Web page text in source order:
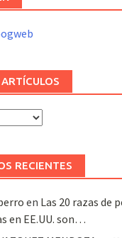
RECIENTES
en Las 20 razas de
en EE.UU. son…